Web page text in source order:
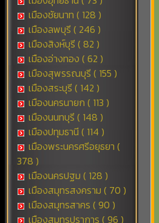
เมืองชัยนาท ( 128 )
เมืองลพบุรี ( 246 )
เมืองสิงห์บุรี ( 82 )
เมืองอ่างทอง ( 62 )
เมืองสุพรรณบุรี ( 155 )
เมืองสระบุรี ( 142 )
เมืองนครนายก ( 113 )
เมืองนนทบุรี ( 148 )
เมืองปทุมธานี ( 114 )
เมืองพระนครศรีอยุธยา (
378 )
เมืองนครปฐม ( 128 )
เมืองสมุทรสงคราม ( 70 )
เมืองสมุทรสาคร ( 90 )
เมืองสมุทรปราการ ( 96 )